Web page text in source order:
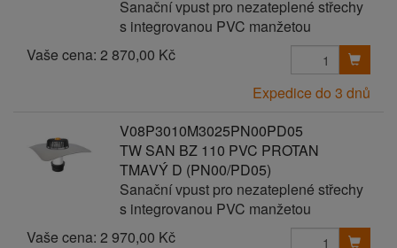
Sanační vpust pro nezateplené střechy
s integrovanou PVC manžetou
Vaše cena: 2 870,00 Kč
Expedice do 3 dnů
V08P3010M3025PN00PD05
TW SAN BZ 110 PVC PROTAN
TMAVÝ D (PN00/PD05)
Sanační vpust pro nezateplené střechy
s integrovanou PVC manžetou
Vaše cena: 2 970,00 Kč